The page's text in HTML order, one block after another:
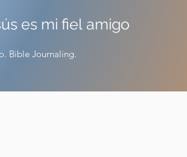
Bible Journaling.